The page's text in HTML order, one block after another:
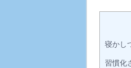
寝かし
習慣化